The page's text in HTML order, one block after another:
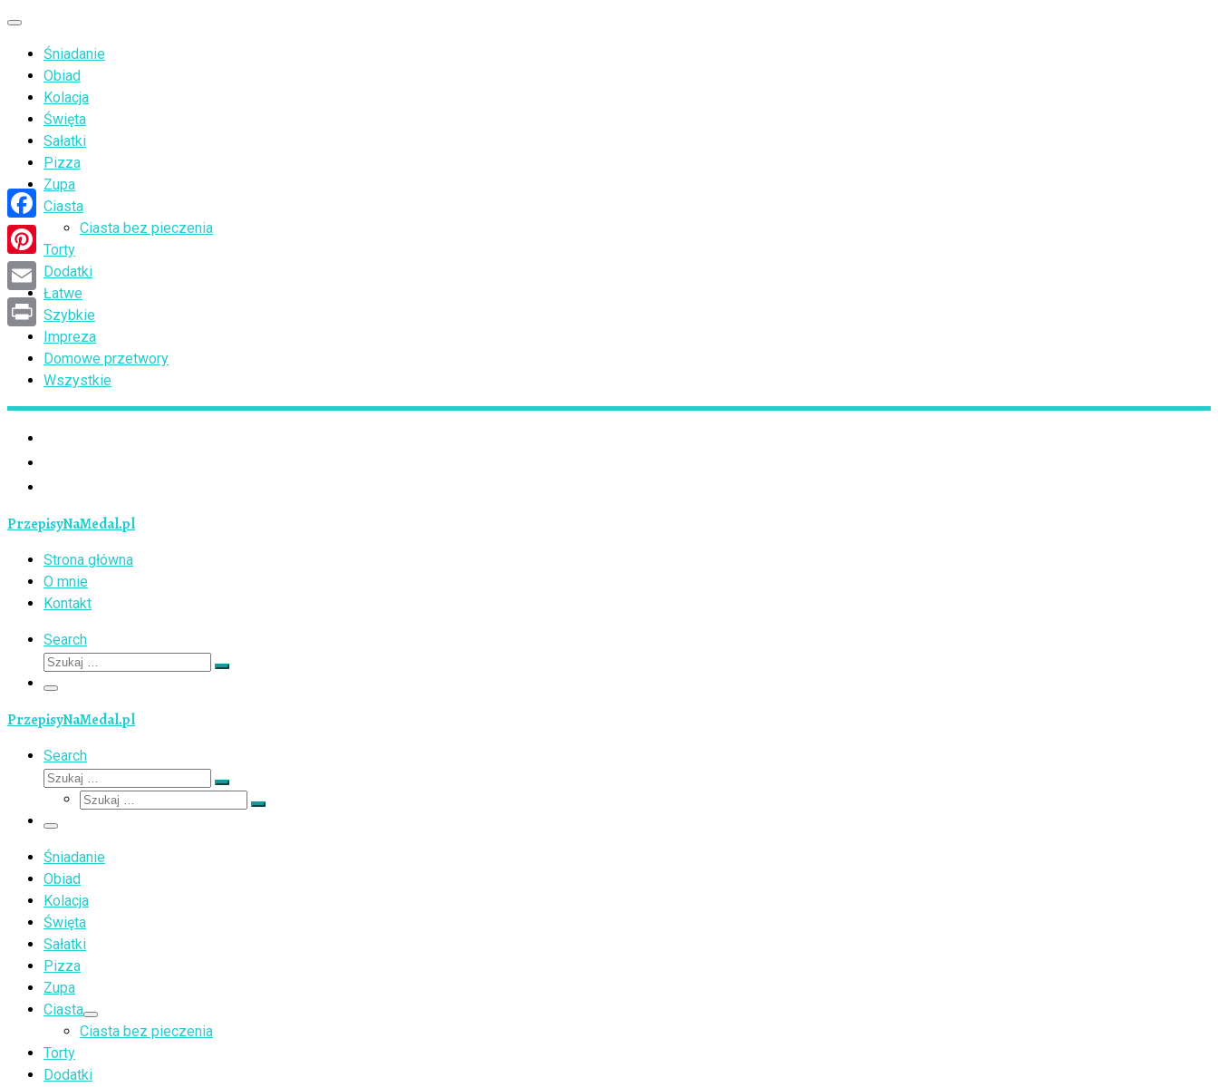
Przejdź
treści
Menu
Śniadanie
Obiad
Kolacja
Święta
Sałatki
Pizza
Zupa
Ciasta
Ciasta bez pieczenia
Torty
Dodatki
Łatwe
Szybkie
Impreza
Domowe przetwory
Wszystkie
PrzepisyNaMedal.pl
Strona główna
O mnie
Kontakt
Search
Szukaj
Szukaj
Menu
PrzepisyNaMedal.pl
Search
Szukaj
Szukaj
Szukaj
Szukaj
Menu
Śniadanie
Obiad
Kolacja
Święta
Sałatki
Pizza
Zupa
Ciasta
Ciasta bez pieczenia
Torty
Dodatki
Facebook
Pinterest
Email
Print